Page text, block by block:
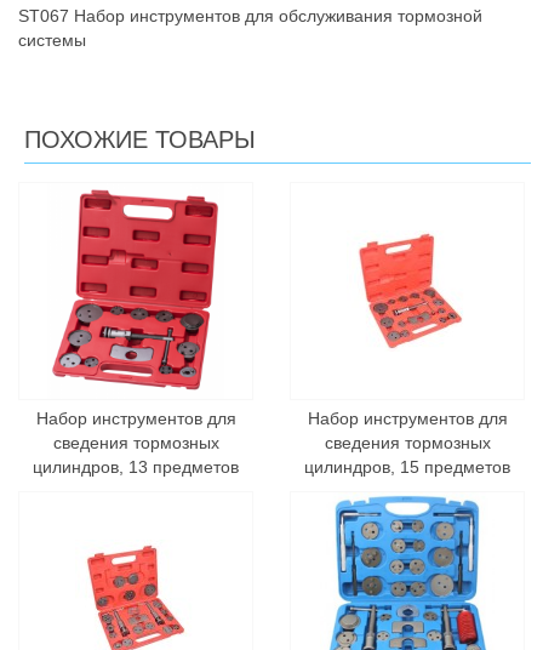
ST067 Набор инструментов для обслуживания тормозной
системы
ПОХОЖИЕ ТОВАРЫ
Набор инструментов для
сведения тормозных
цилиндров, 13 предметов
Набор инструментов для
сведения тормозных
цилиндров, 15 предметов